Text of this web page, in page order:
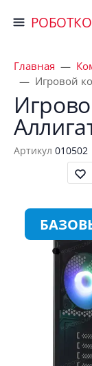
Главная
Игровой
Артикул 010502